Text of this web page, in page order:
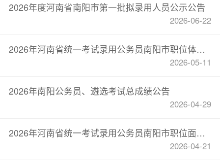
2026年度河南省南阳市第一批拟录用人员公示公告
2026-06-22
2026年河南省统一考试录用公务员南阳市职位体检公告
2026-05-11
2026年南阳公务员、遴选考试总成绩公告
2026-04-29
2026年河南省统一考试录用公务员南阳市职位面试公告
2026-04-21